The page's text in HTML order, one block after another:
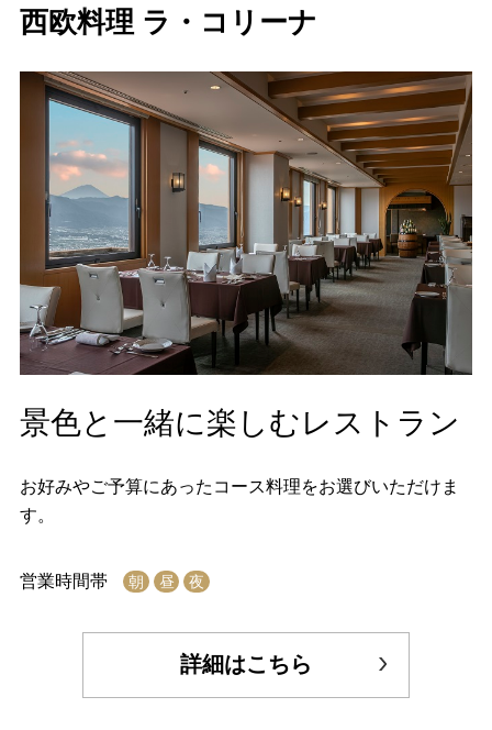
西欧料理 ラ・コリーナ
景色と一緒に楽しむレストラン
お好みやご予算にあったコース料理をお選びいただけま
す。
営業時間帯 朝 昼 夜
詳細はこちら